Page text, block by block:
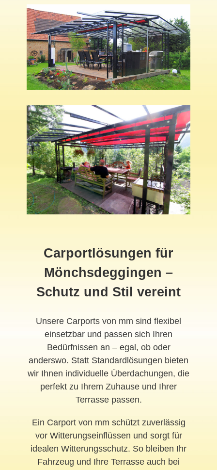
Carportlösungen für
Mönchsdeggingen –
Schutz und Stil vereint
Unsere Carports von mm sind flexibel
einsetzbar und passen sich Ihren
Bedürfnissen an – egal, ob oder
anderswo. Statt Standardlösungen bieten
wir Ihnen individuelle Überdachungen, die
perfekt zu Ihrem Zuhause und Ihrer
Terrasse passen.
Ein Carport von mm schützt zuverlässig
vor Witterungseinflüssen und sorgt für
idealen Witterungsschutz. So bleiben Ihr
Fahrzeug und Ihre Terrasse auch bei